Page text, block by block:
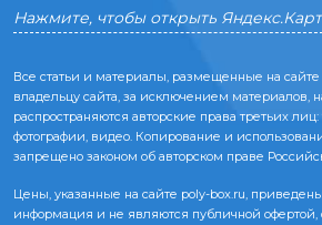
Нажмите, чтобы открыть
Все статьи и материалы, размещенные на
владельцу сайта, за исключением материалов,
распространяются авторские права третьих
фотографии, видео. Копирование и
запрещено законом об авторском праве
Цены, указанные на сайте poly-box.ru,
информация и не являются публичной